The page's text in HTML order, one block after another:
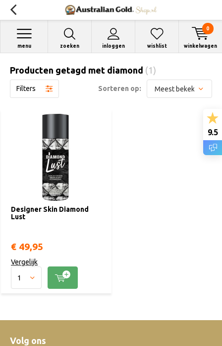
zoeken inloggen
menu wishlist winkelwagen
0
Producten getagd met diamond (1)
Filters Sorteren op:
Designer Skin Diamond
Lust
€ 49,95
Vergelijk
Volg ons
9.5